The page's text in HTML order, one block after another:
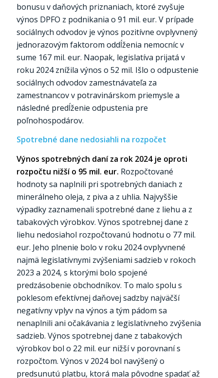
bonusu v daňových priznaniach, ktoré zvyšuje
výnos DPFO z podnikania o 91 mil. eur. V prípade
sociálnych odvodov je výnos pozitívne ovplyvnený
jednorazovým faktorom oddĺženia nemocníc v
sume 167 mil. eur. Naopak, legislatíva prijatá v
roku 2024 znížila výnos o 52 mil. Išlo o odpustenie
sociálnych odvodov zamestnávateľa za
zamestnancov v potravinárskom priemysle a
následné predĺženie odpustenia pre
poľnohospodárov.
Spotrebné dane nedosiahli na rozpočet
Výnos spotrebných daní za rok 2024 je oproti
rozpočtu nižší o 95 mil. eur. Rozpočtované
hodnoty sa naplnili pri spotrebných daniach z
minerálneho oleja, z piva a z uhlia. Najvyššie
výpadky zaznamenali spotrebné dane z liehu a z
tabakových výrobkov. Výnos spotrebnej dane z
liehu nedosiahol rozpočtovanú hodnotu o 77 mil.
eur. Jeho plnenie bolo v roku 2024 ovplyvnené
najmä legislatívnymi zvýšeniami sadzieb v rokoch
2023 a 2024, s ktorými bolo spojené
predzásobenie obchodníkov. To malo spolu s
poklesom efektívnej daňovej sadzby najväčší
negatívny vplyv na výnos a tým pádom sa
nenaplnili ani očakávania z legislatívneho zvýšenia
sadzieb. Výnos spotrebnej dane z tabakových
výrobkov bol o 22 mil. eur nižší v porovnaní s
rozpočtom. Výnos v 2024 bol navýšený o
predsunutú platbu, ktorá mala pôvodne spadať až